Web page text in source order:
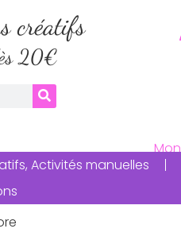
créatifs
20€
Activités manuelles